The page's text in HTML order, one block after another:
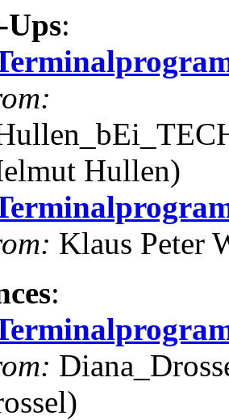
:
Hullen)
Klaus Peter
: